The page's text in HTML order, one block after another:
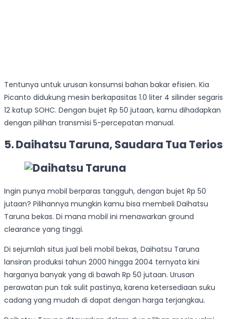
Tentunya untuk urusan konsumsi bahan bakar efisien. Kia
Picanto didukung mesin berkapasitas 1.0 liter 4 silinder segaris
12 katup SOHC. Dengan bujet Rp 50 jutaan, kamu dihadapkan
dengan pilihan transmisi 5-percepatan manual.
5. Daihatsu Taruna, Saudara Tua Terios
Ingin punya mobil berparas tangguh, dengan bujet Rp 50
jutaan? Pilihannya mungkin kamu bisa membeli Daihatsu
Taruna bekas. Di mana mobil ini menawarkan ground
clearance yang tinggi.
Di sejumlah situs jual beli mobil bekas, Daihatsu Taruna
lansiran produksi tahun 2000 hingga 2004 ternyata kini
harganya banyak yang di bawah Rp 50 jutaan. Urusan
perawatan pun tak sulit pastinya, karena ketersediaan suku
cadang yang mudah di dapat dengan harga terjangkau.